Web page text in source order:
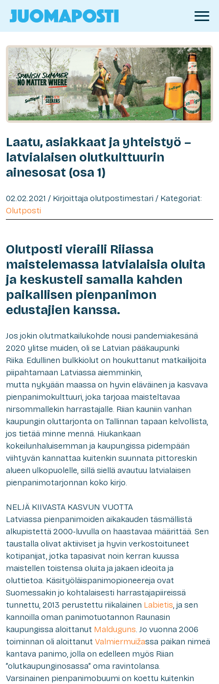
Laatu, asiakkaat ja yhteistyö –
latvialaisen olutkulttuurin
ainesosat (osa 1)
02.02.2021 / Kirjoittaja olutpostimestari / Kategoriat:
Olutposti
Olutposti vieraili Riiassa
maistelemassa latvialaisia oluita
ja keskusteli samalla kahden
paikallisen pienpanimon
edustajien kanssa.
Jos jokin olutmatkailukohde nousi pandemiakesänä
2020 ylitse muiden, oli se Latvian pääkaupunki
Riika. Edullinen bulkkiolut on houkuttanut matkailijoita
piipahtamaan Latviassa aiemminkin,
mutta nykyään maassa on hyvin eläväinen ja kasvava
pienpanimokulttuuri, joka tarjoaa maisteltavaa
nirsommallekin harrastajalle. Riian kauniin vanhan
kaupungin oluttarjonta on Tallinnan tapaan kelvollista,
jos tietää minne mennä. Hiukankaan
kokeilunhaluisemman ja kaupungissa pidempään
viihtyvän kannattaa kuitenkin suunnata pittoreskin
alueen ulkopuolelle, sillä siellä avautuu latvialaisen
pienpanimotarjonnan koko kirjo.
NELJÄ KIIVASTA KASVUN VUOTTA
Latviassa pienpanimoiden aikakauden täsmällistä
alkupistettä 2000-luvulla on haastavaa määrittää. Sen
taustalla olivat aktiiviset ja hyvin verkostoituneet
kotipanijat, jotka tapasivat noin kerran kuussa
maistellen toistensa oluita ja jakaen ideoita ja
oluttietoa. Käsityöläispanimopioneereja ovat
Suomessakin jo kohtalaisesti harrastajapiireissä
tunnettu, 2013 perustettu riikalainen Labietis, ja sen
kannoilla oman panimotuotannon Raunasin
kaupungissa aloittanut Malduguns. Jo vuonna 2006
toiminnan oli aloittanut Valmiermuižassa paikan nimeä
kantava panimo, jolla on edelleen myös Riian
”olutkaupunginosassa” oma ravintolansa.
Varsinainen pienpanimobuumi on koettu kuitenkin